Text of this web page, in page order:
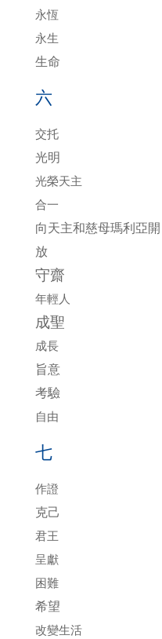
永恆
永生
生命
六
交托
光明
光榮天主
合一
向天主和慈母瑪利亞開
放
守齋
年輕人
成聖
成長
旨意
考驗
自由
七
作證
克己
君王
呈獻
困難
希望
改變生活